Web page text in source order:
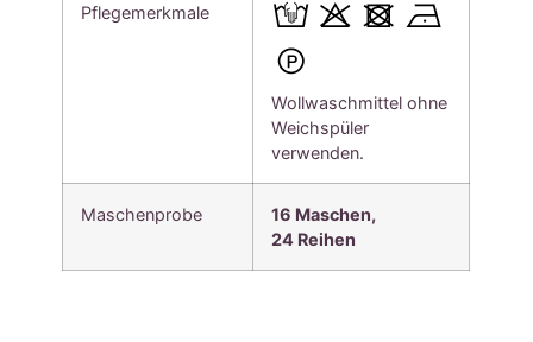
Pflegemerkmale
Wollwaschmittel ohne
Weichspüler
verwenden.
Maschenprobe
16 Maschen,
24 Reihen